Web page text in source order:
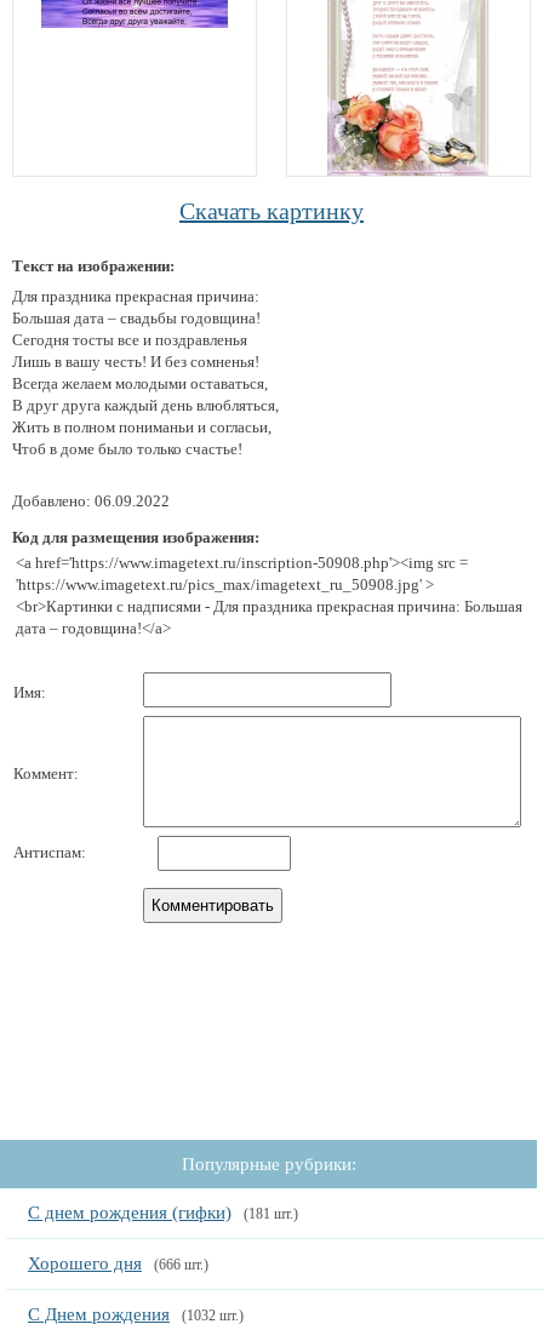
Скачать картинку
Текст на изображении:
Для праздника прекрасная причина:
Большая дата – свадьбы годовщина!
Сегодня тосты все и поздравленья
Лишь в вашу честь! И без сомненья!
Всегда желаем молодыми оставаться,
В друг друга каждый день влюбляться,
Жить в полном пониманьи и согласьи,
Чтоб в доме было только счастье!
Добавлено: 06.09.2022
Код для размещения изображения:
<a href='https://www.imagetext.ru/inscription-50908.php'><img src =
'https://www.imagetext.ru/pics_max/imagetext_ru_50908.jpg' >
<br>Картинки с надписями - Для праздника прекрасная причина: Большая
дата – годовщина!</a>
Имя:
Коммент:
Антиспам:
Популярные рубрики:
С днем рождения (гифки) (181 шт.)
Хорошего дня (666 шт.)
С Днем рождения (1032 шт.)